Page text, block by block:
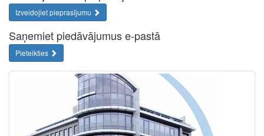
Izveidojiet pieprasījumu
Saņemiet piedāvājumus e-pastā
Pieteikties